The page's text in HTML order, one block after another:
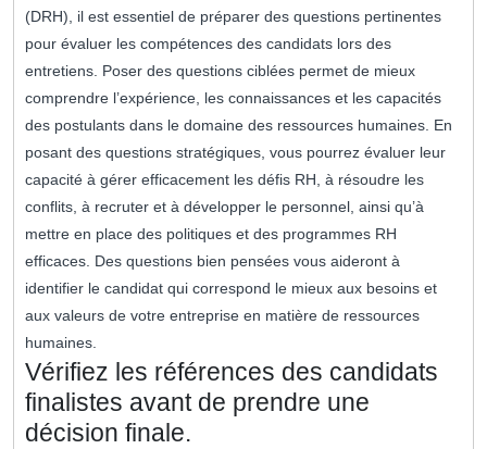
(DRH), il est essentiel de préparer des questions pertinentes
pour évaluer les compétences des candidats lors des
entretiens. Poser des questions ciblées permet de mieux
comprendre l’expérience, les connaissances et les capacités
des postulants dans le domaine des ressources humaines. En
posant des questions stratégiques, vous pourrez évaluer leur
capacité à gérer efficacement les défis RH, à résoudre les
conflits, à recruter et à développer le personnel, ainsi qu’à
mettre en place des politiques et des programmes RH
efficaces. Des questions bien pensées vous aideront à
identifier le candidat qui correspond le mieux aux besoins et
aux valeurs de votre entreprise en matière de ressources
humaines.
Vérifiez les références des candidats
finalistes avant de prendre une
décision finale.